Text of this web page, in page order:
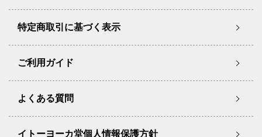
特定商取引に基づく表示
ご利用ガイド
よくある質問
イトーヨーカ堂個人情報保護方針